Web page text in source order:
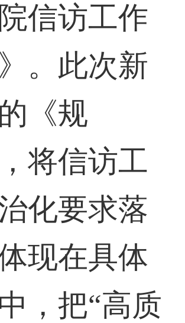
信访工作
。此次新
《规
将信访工
化要求落
现在具体
，把“高质